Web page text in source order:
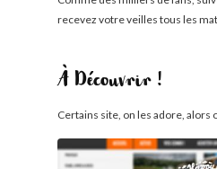
recevez votre veilles tous les
À Découvrir !
Certains site, on les adore, alors